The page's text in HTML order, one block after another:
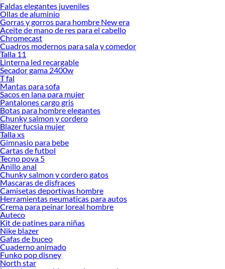
Faldas elegantes juveniles
Ollas de aluminio
Gorras y gorros para hombre New era
Aceite de mano de res para el cabello
Chromecast
Cuadros modernos para sala y comedor
Talla 11
Linterna led recargable
Secador gama 2400w
T fal
Mantas para sofa
Sacos en lana para mujer
Pantalones cargo gris
Botas para hombre elegantes
Chunky salmon y cordero
Blazer fucsia mujer
Talla xs
Gimnasio para bebe
Cartas de futbol
Tecno pova 5
Anillo anal
Chunky salmon y cordero gatos
Mascaras de disfraces
Camisetas deportivas hombre
Herramientas neumaticas para autos
Crema para peinar loreal hombre
Auteco
Kit de patines para niñas
Nike blazer
Gafas de buceo
Cuaderno animado
Funko pop disney
North star